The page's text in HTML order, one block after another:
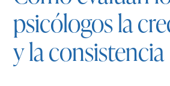
psicólogos la
y la consistencia